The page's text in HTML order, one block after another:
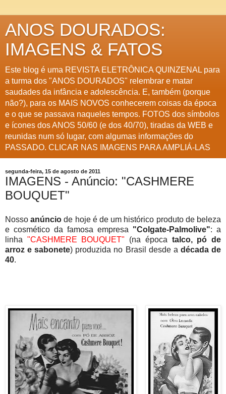
ANOS DOURADOS:
IMAGENS & FATOS
Este blog é uma REVISTA ELETRÔNICA QUINZENAL para
a turma dos "ANOS DOURADOS" relembrar e matar
saudades da infância e adolescência. E, também (porque
não?), para os MAIS NOVOS conhecerem coisas da época
e o que se passava naqueles tempos. FOTOS dos símbolos
e ícones dos ANOS 50/60 (e dos 40/70), tiradas da WEB e
reunidas num só lugar, com algumas informações do
PASSADO. CLICAR NAS IMAGENS PARA AMPLIÁ-LAS
segunda-feira, 15 de agosto de 2011
IMAGENS - Anúncio: "CASHMERE
BOUQUET"
Nosso anúncio de hoje é de um histórico produto de beleza
e cosmético da famosa empresa "Colgate-Palmolive": a
linha "CASHMERE BOUQUET" (na época talco, pó de
arroz e sabonete) produzida no Brasil desde a década de
40.